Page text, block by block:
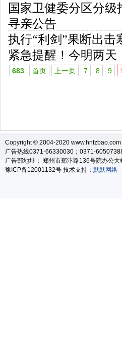
国家卫健委分区分
寻亲公告
执行“利剑”果断出击
紧急提醒！今明两
683 首页 上一页 7 8 9
Copyright © 2004-2020 www.hnfzbao.com
广告热线0371-66330030；0371-
广告部地址： 郑州市郑汴路136号院办公大
豫ICP备12001132号 技术支持： 默默网络